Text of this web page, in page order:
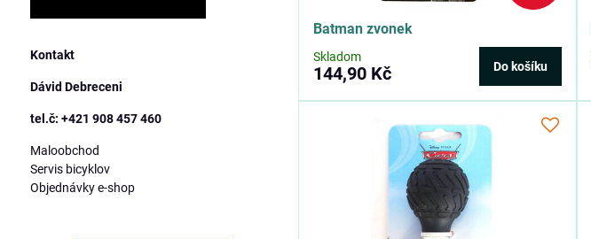
Batman zvonek
Skladom
144,90 Kč Do košíku
Kontakt
Dávid Debreceni
tel.č: +421 908 457 460
Maloobchod
Servis bicyklov
Objednávky e-shop